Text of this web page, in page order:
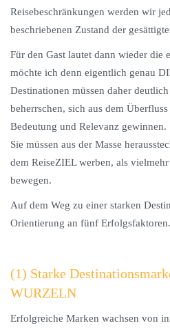
Reisebeschränkungen werden wir
beschriebenen Zustand der
Für den Gast lautet dann wieder die
möchte ich denn eigentlich genau
Destinationen müssen daher
beherrschen, sich aus dem
Bedeutung und Relevanz gewinnen.
Sie müssen aus der Masse
dem ReiseZIEL werben, als
bewegen.
Auf dem Weg zu einer starken
Orientierung an fünf Erfolgsfaktoren.
(1) Starke
WURZELN
Erfolgreiche Marken wachsen von